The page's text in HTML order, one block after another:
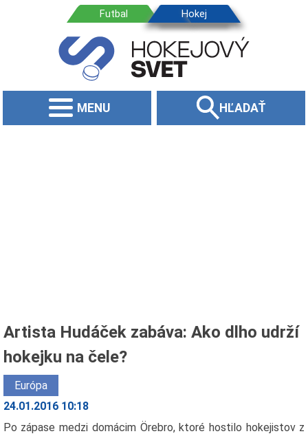
MENU HĽADAŤ
Artista Hudáček zabáva: Ako dlho udrží
hokejku na čele?
Európa
24.01.2016 10:18
Po zápase medzi domácim Örebro, ktoré hostilo hokejistov z